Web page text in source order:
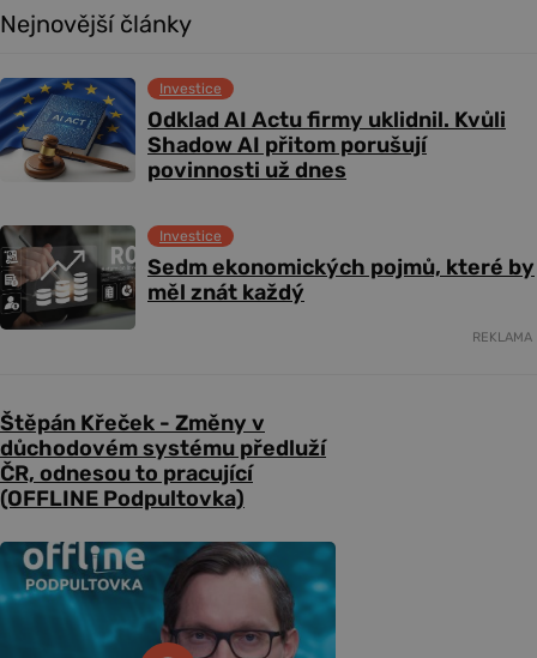
Nejnovější články
Odklad AI Actu firmy uklidnil. Kvůli
Shadow AI přitom porušují
povinnosti už dnes
Investice
Sedm ekonomických pojmů, které by
měl znát každý
Investice
REKLAMA
Štěpán Křeček - Změny v
důchodovém systému předluží
ČR, odnesou to pracující
(OFFLINE Podpultovka)